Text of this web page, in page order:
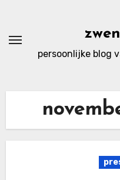
de
persoonlijke blog